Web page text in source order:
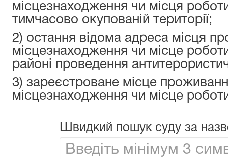
місцезнаходження чи місця
тимчасово окупованій території;
2) остання відома адреса місця
місцезнаходження чи місце
районі проведення
3) зареєстроване місце
місцезнаходження чи місце
Швидкий пошук суду за